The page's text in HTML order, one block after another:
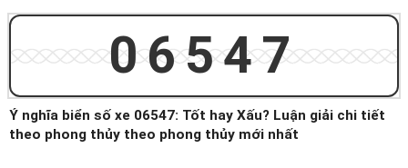
06547
Ý nghĩa biển số xe 06547: Tốt hay Xấu? Luận giải chi tiết
theo phong thủy theo phong thủy mới nhất